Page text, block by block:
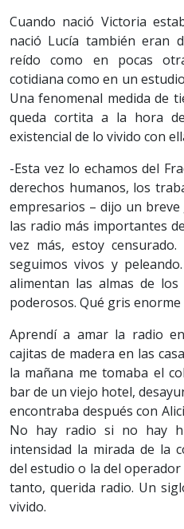
Cuando nació Victoria
nació Lucía también eran
reído como en pocas
cotidiana como en un
Una fenomenal medida de
queda cortita a la hora
existencial de lo vivido con
-Esta vez lo echamos del
derechos humanos, los
empresarios – dijo un
las radio más importantes
vez más, estoy
seguimos vivos y
alimentan las almas de
poderosos. Qué gris enorme
Aprendí a amar la radio
cajitas de madera en las
la mañana me tomaba el
bar de un viejo hotel,
encontraba después con
No hay radio si no hay
intensidad la mirada de la
del estudio o la del
tanto, querida radio. Un
vivido.